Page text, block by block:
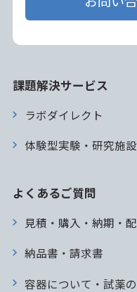
課題解決サービス
ラボダイレクト
体験型実験・研究施
よくあるご質問
見積・購入・納期・
納品書・請求書
容器について・試薬